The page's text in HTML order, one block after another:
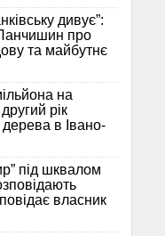
дивує”:
Панчишин про
та майбутнє
на
рік
дерева в Івано-
під шквалом
власник